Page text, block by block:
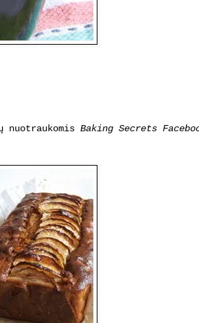
Baking Secrets